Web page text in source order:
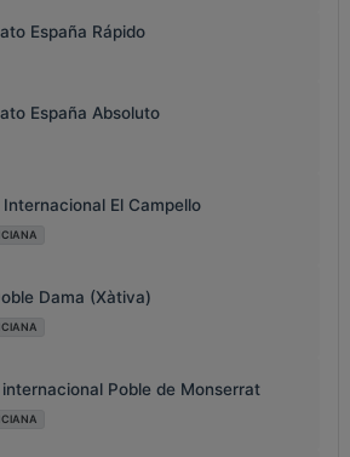
España Rápido
España Absoluto
Internacional El Campello
Dama (Xàtiva)
internacional Poble de Monserrat